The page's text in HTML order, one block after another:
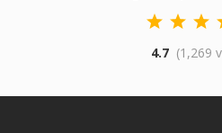
4.7 (1,269